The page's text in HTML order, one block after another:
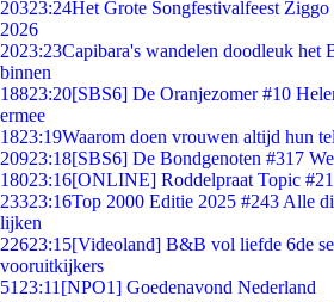
20323:24Het Grote Songfestivalfeest
2026
2023:23Capibara's wandelen doodleuk het
binnen
18823:20[SBS6] De Oranjezomer #10
ermee
1823:19Waarom doen vrouwen altijd hun
20923:18[SBS6] De Bondgenoten #317
18023:16[ONLINE] Roddelpraat Topic #21
23323:16Top 2000 Editie 2025 #243 Alle
lijken
22623:15[Videoland] B&B vol liefde 6de
vooruitkijkers
51 23:11 [NPO1] Goedenavond Nederland